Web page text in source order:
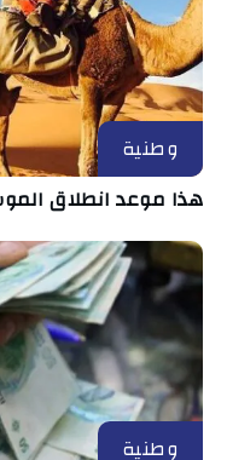
وطنية
هذا موعد انطلاق
وطنية